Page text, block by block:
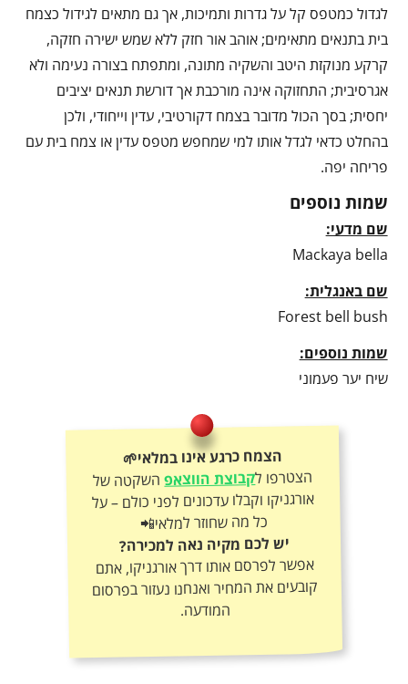
לגדול כמטפס קל על גדרות ותמיכות, אך גם מתאים לגידול כצמח
בית בתנאים מתאימים; אוהב אור חזק ללא שמש ישירה חזקה,
קרקע מנוקזת היטב והשקיה מתונה, ומתפתח בצורה נעימה ולא
אגרסיבית; התחזוקה אינה מורכבת אך דורשת תנאים יציבים
יחסית; בסך הכול מדובר בצמח דקורטיבי, עדין וייחודי, ולכן
בהחלט כדאי לגדל אותו למי שמחפש מטפס עדין או צמח בית עם
פריחה יפה.
שמות נוספים
שם מדעי:
Mackaya bella
שם באנגלית:
Forest bell bush
שמות נוספים:
שיח יער פעמוני
הצמח כרגע אינו במלאי🌱
הצטרפו לקבוצת הווצאפהשקטה של
אורגניקו וקבלו עדכונים לפני כולם – על
כל מה שחוזר למלאי📲
יש לכם מקיה נאה למכירה?
אפשר לפרסם אותו דרך אורגניקו, אתם
קובעים את המחיר ואנחנו נעזור בפרסום
המודעה.